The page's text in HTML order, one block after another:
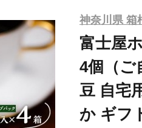
神奈川県 箱
富士屋
4個（ご
豆 自宅
か ギフ